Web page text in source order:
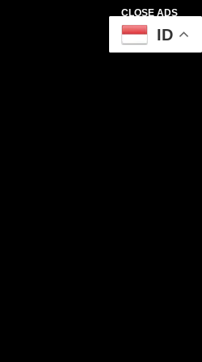
CLOSE ADS
ID